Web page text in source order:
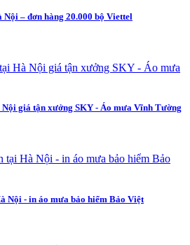
– đơn hàng 20.000 bộ Viettel
giá tận xưởng SKY - Áo mưa Vĩnh Tường
Nội - in áo mưa bảo hiểm Bảo Việt